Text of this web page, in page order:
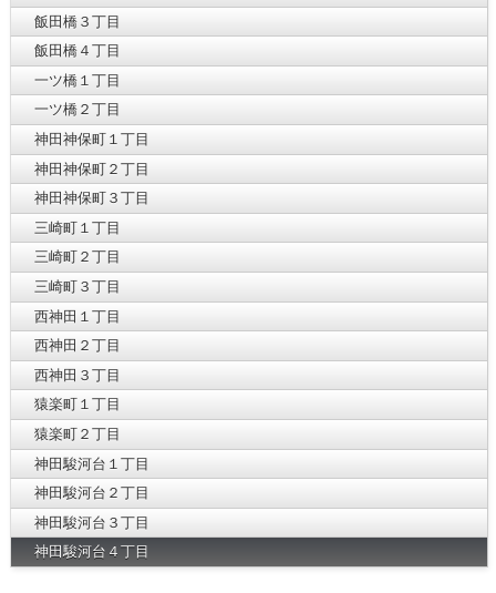
飯田橋３丁目
飯田橋４丁目
一ツ橋１丁目
一ツ橋２丁目
神田神保町１丁目
神田神保町２丁目
神田神保町３丁目
三崎町１丁目
三崎町２丁目
三崎町３丁目
西神田１丁目
西神田２丁目
西神田３丁目
猿楽町１丁目
猿楽町２丁目
神田駿河台１丁目
神田駿河台２丁目
神田駿河台３丁目
神田駿河台４丁目